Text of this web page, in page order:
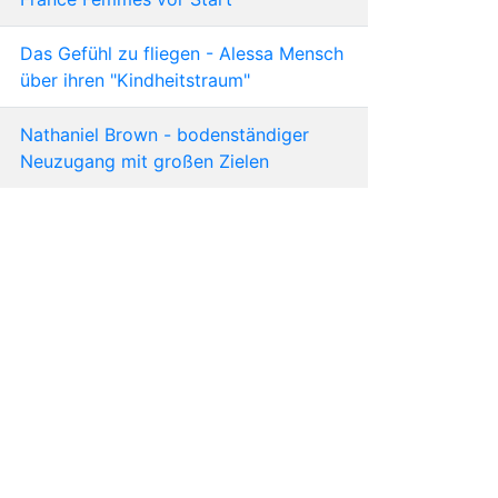
Das Gefühl zu fliegen - Alessa Mensch
über ihren "Kindheitstraum"
Nathaniel Brown - bodenständiger
Neuzugang mit großen Zielen